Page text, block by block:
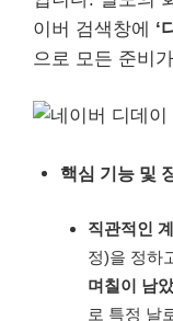
이버 검색창에 ‘
으로 모든 준비
핵심 기능 및
직관적인
정)을 정하
며칠이 남
로 특정 날